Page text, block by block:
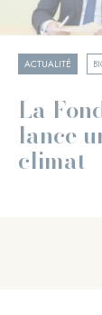
ACTUALITÉ
La
lance
climat